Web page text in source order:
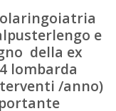
e
della ex
lombarda
/anno)